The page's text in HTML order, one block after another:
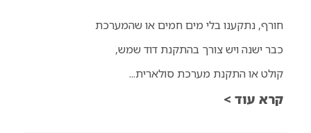
חורף, נתקענו בלי מים חמים או שהמערכת
כבר ישנה ויש צורך בהתקנת דוד שמש,
קולט או התקנת מערכת סולארית...
קרא עוד >